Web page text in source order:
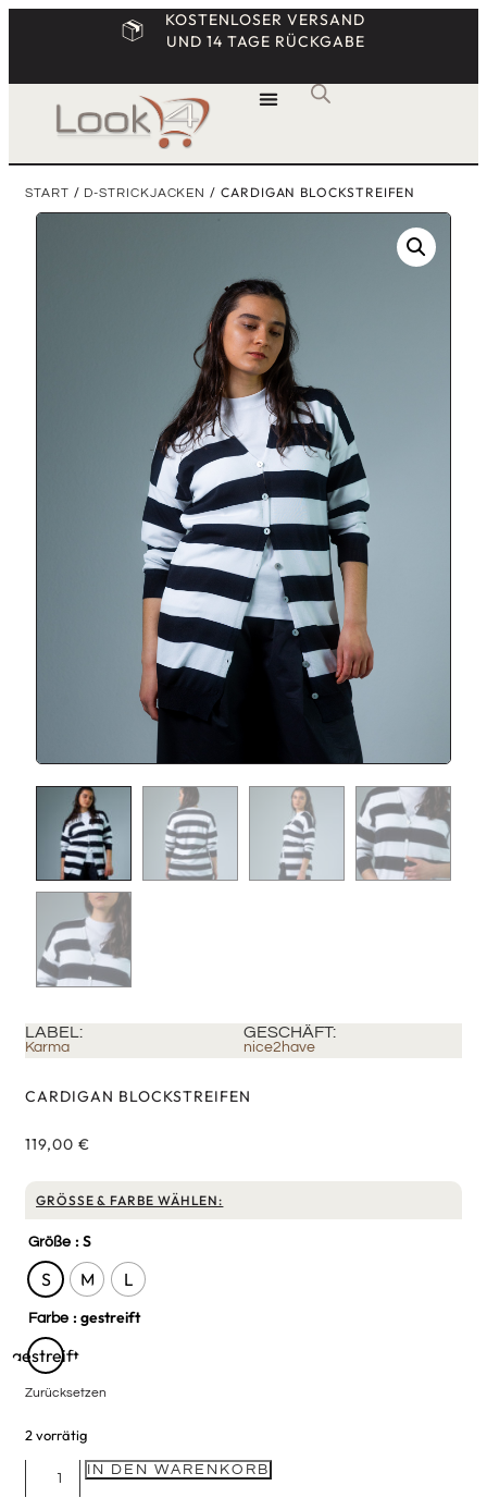
KOSTENLOSER VERSAND
UND 14 TAGE RÜCKGABE
START / D-STRICKJACKEN / CARDIGAN BLOCKSTREIFEN
LABEL: GESCHÄFT:
Karma nice2have
CARDIGAN BLOCKSTREIFEN
119,00 €
GRÖSSE & FARBE WÄHLEN:
Größe : S
S M L
Farbe : gestreift
gestreift
Zurücksetzen
2 vorrätig
IN DEN WARENKORB